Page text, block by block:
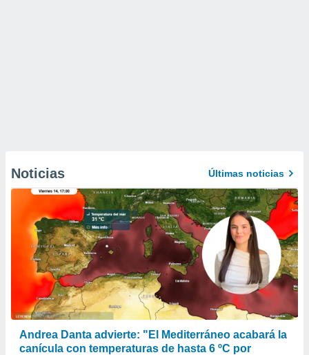
Noticias Últimas noticias
Andrea Danta advierte: "El Mediterráneo acabará la
canícula con temperaturas de hasta 6 ºC por